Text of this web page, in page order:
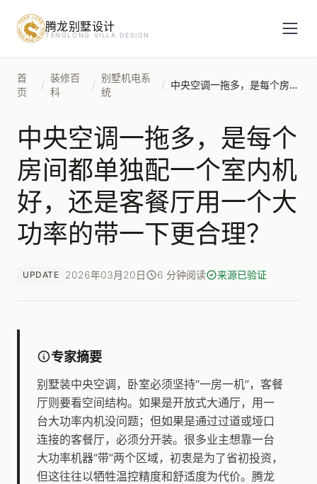
腾龙别墅设计
TENGLONG VILLA DESIGN
首
页
/
装修百
科
/
别墅机电系
统
/ 中央空调一拖多，是每个房间都单独配一个室内机好，还是客餐厅用一个大功率的带一下更合理？
中央空调一拖多，是每个
房间都单独配一个室内机
好，还是客餐厅用一个大
功率的带一下更合理？
UPDATE 2026年03月20日 6 分钟阅读 来源已验证
专家摘要
别墅装中央空调，卧室必须坚持“一房一机”，客餐
厅则要看空间结构。如果是开放式大通厅，用一
台大功率内机没问题；但如果是通过过道或垭口
连接的客餐厅，必须分开装。很多业主想靠一台
大功率机器“带”两个区域，初衷是为了省初投资，
但这往往以牺牲温控精度和舒适度为代价。腾龙
预约设计咨询
姓名*
手机号*
房屋面积（㎡）
立即预约